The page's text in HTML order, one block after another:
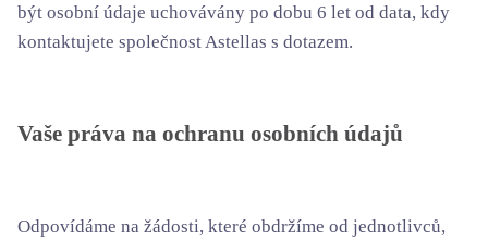
být osobní údaje uchovávány po dobu 6 let od data, kdy
kontaktujete společnost Astellas s dotazem.
Vaše práva na ochranu osobních údajů
Odpovídáme na žádosti, které obdržíme od jednotlivců,